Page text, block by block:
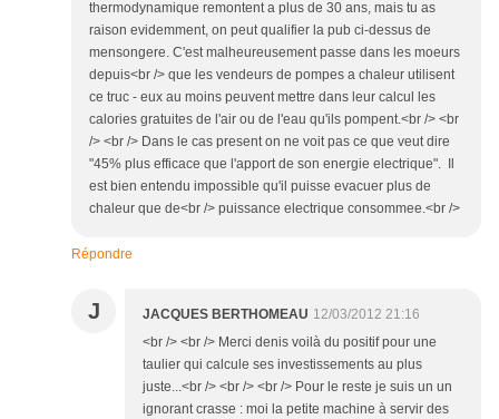
thermodynamique remontent a plus de 30 ans, mais tu as
raison evidemment, on peut qualifier la pub ci-dessus de
mensongere. C'est malheureusement passe dans les moeurs
depuis<br /> que les vendeurs de pompes a chaleur utilisent
ce truc - eux au moins peuvent mettre dans leur calcul les
calories gratuites de l'air ou de l'eau qu'ils pompent.<br /> <br
/> <br /> Dans le cas present on ne voit pas ce que veut dire
"45% plus efficace que l'apport de son energie electrique". Il
est bien entendu impossible qu'il puisse evacuer plus de
chaleur que de<br /> puissance electrique consommee.<br />
Répondre
J JACQUES BERTHOMEAU 12/03/2012 21:16
<br /> <br /> Merci denis voilà du positif pour une
taulier qui calcule ses investissements au plus
juste...<br /> <br /> <br /> Pour le reste je suis un un
ignorant crasse : moi la petite machine à servir des